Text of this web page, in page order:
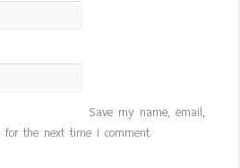
Save my name, email,
the next time I comment.